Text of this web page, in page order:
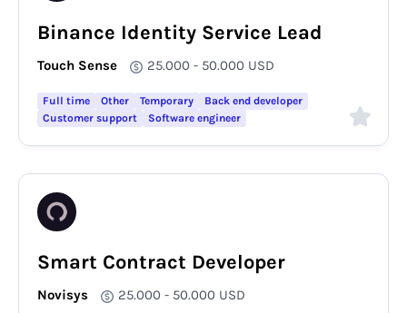
Binance Identity Service Lead
Touch Sense 25.000 - 50.000 USD
Full time Other Temporary
Back end developer
Customer support
Software engineer
Smart Contract Developer
Novisys 25.000 - 50.000 USD